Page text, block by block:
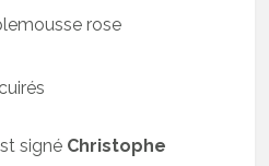
rose
signé Christophe